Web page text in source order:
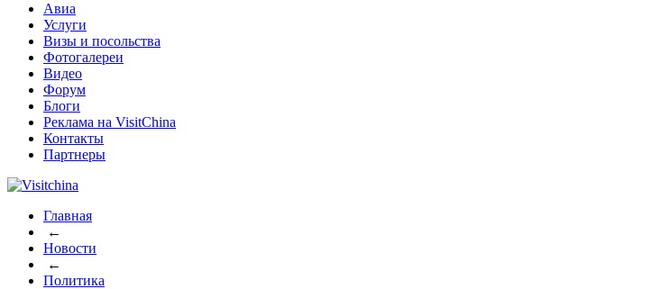
Авиа
Услуги
Визы и посольства
Фотогалереи
Видео
Форум
Блоги
Реклама на VisitChina
Контакты
Партнеры
Главная
←
Новости
←
Политика